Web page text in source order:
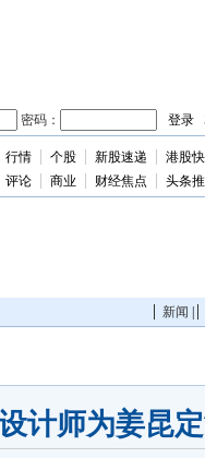
行情 个股 新股速递
港股
评论 商业 财经焦点 头条
新闻
计师为姜昆